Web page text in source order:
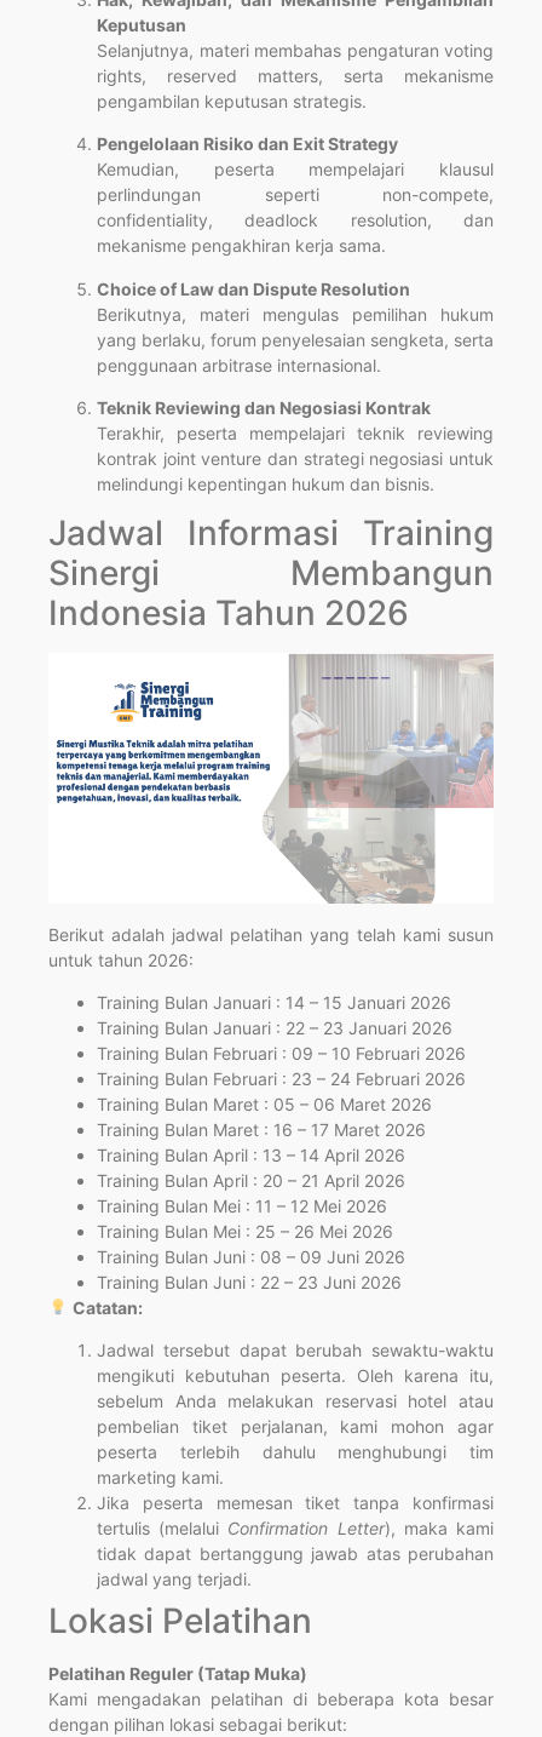
Keputusan
Selanjutnya, materi membahas pengaturan voting
rights, reserved matters, serta mekanisme
pengambilan keputusan strategis.
Pengelolaan Risiko dan Exit Strategy
Kemudian, peserta mempelajari klausul
perlindungan seperti non-compete,
confidentiality, deadlock resolution, dan
mekanisme pengakhiran kerja sama.
Choice of Law dan Dispute Resolution
Berikutnya, materi mengulas pemilihan hukum
yang berlaku, forum penyelesaian sengketa, serta
penggunaan arbitrase internasional.
Teknik Reviewing dan Negosiasi Kontrak
Terakhir, peserta mempelajari teknik reviewing
kontrak joint venture dan strategi negosiasi untuk
melindungi kepentingan hukum dan bisnis.
Jadwal Informasi Training
Sinergi Membangun
Indonesia Tahun 2026
Berikut adalah jadwal pelatihan yang telah kami susun
untuk tahun 2026:
Training Bulan Januari : 14 – 15 Januari 2026
Training Bulan Januari : 22 – 23 Januari 2026
Training Bulan Februari : 09 – 10 Februari 2026
Training Bulan Februari : 23 – 24 Februari 2026
Training Bulan Maret : 05 – 06 Maret 2026
Training Bulan Maret : 16 – 17 Maret 2026
Training Bulan April : 13 – 14 April 2026
Training Bulan April : 20 – 21 April 2026
Training Bulan Mei : 11 – 12 Mei 2026
Training Bulan Mei : 25 – 26 Mei 2026
Training Bulan Juni : 08 – 09 Juni 2026
Training Bulan Juni : 22 – 23 Juni 2026
Catatan:
Jadwal tersebut dapat berubah sewaktu-waktu
mengikuti kebutuhan peserta. Oleh karena itu,
sebelum Anda melakukan reservasi hotel atau
pembelian tiket perjalanan, kami mohon agar
peserta terlebih dahulu menghubungi tim
marketing kami.
Jika peserta memesan tiket tanpa konfirmasi
tertulis (melalui Confirmation Letter), maka kami
tidak dapat bertanggung jawab atas perubahan
jadwal yang terjadi.
Lokasi Pelatihan
Pelatihan Reguler (Tatap Muka)
Kami mengadakan pelatihan di beberapa kota besar
dengan pilihan lokasi sebagai berikut: